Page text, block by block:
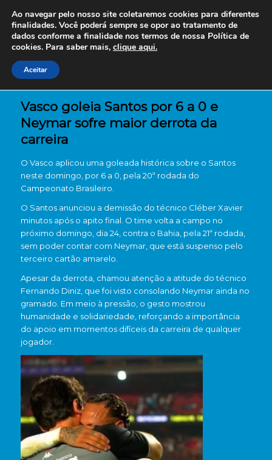
Vasco goleia Santos por 6 a 0 e
Neymar sofre maior derrota da
carreira
O Vasco aplicou uma goleada histórica sobre o Santos
neste domingo, por 6 a 0, pela 20ª rodada do
Campeonato Brasileiro.
O Santos anunciou a demissão do técnico Cléber Xavier
minutos após o apito final. O time volta a campo no
próximo domingo, dia 24, contra o Bahia, pela 21ª rodada,
sem poder contar com Neymar, que está suspenso pelo
terceiro cartão amarelo.
Apesar da derrota, chamou atenção a atitude do técnico
Fernando Diniz, que foi visto consolando Neymar ainda no
gramado. Em meio à pressão, o gesto mostrou
humanidade e solidariedade, reforçando a importância
do apoio em momentos difíceis da carreira de qualquer
jogador.
Ao navegar pelo nosso site coletaremos cookies para diferentes
finalidades. Você poderá sempre se opor ao tratamento de
dados conforme a finalidade nos termos de nossa Política de
cookies. Para saber mais, clique aqui.
Aceitar